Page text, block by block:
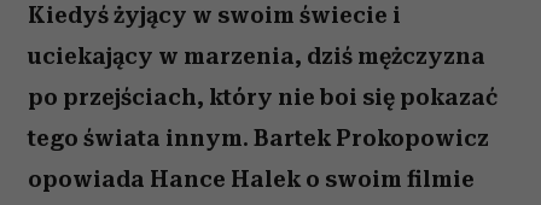
Kiedyś żyjący w swoim świecie i
uciekający w marzenia, dziś mężczyzna
po przejściach, który nie boi się pokazać
tego świata innym. Bartek Prokopowicz
opowiada Hance Halek o swoim filmie